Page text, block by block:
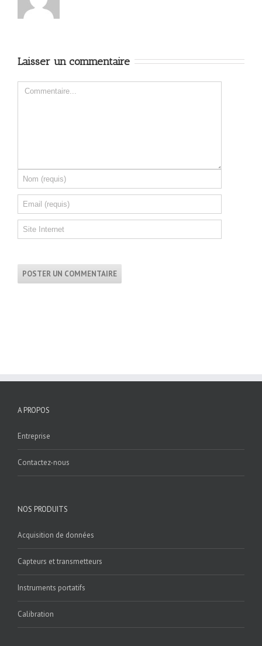
Laisser un commentaire
A PROPOS
Entreprise
Contactez-nous
NOS PRODUITS
Acquisition de données
Capteurs et transmetteurs
Instruments portatifs
Calibration